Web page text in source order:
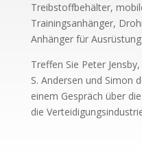
Treibstoffbehälter,
Trainingsanhänger,
Anhänger für Ausrüstung.
Treffen Sie Peter
S. Andersen und Simon
einem Gespräch über
die